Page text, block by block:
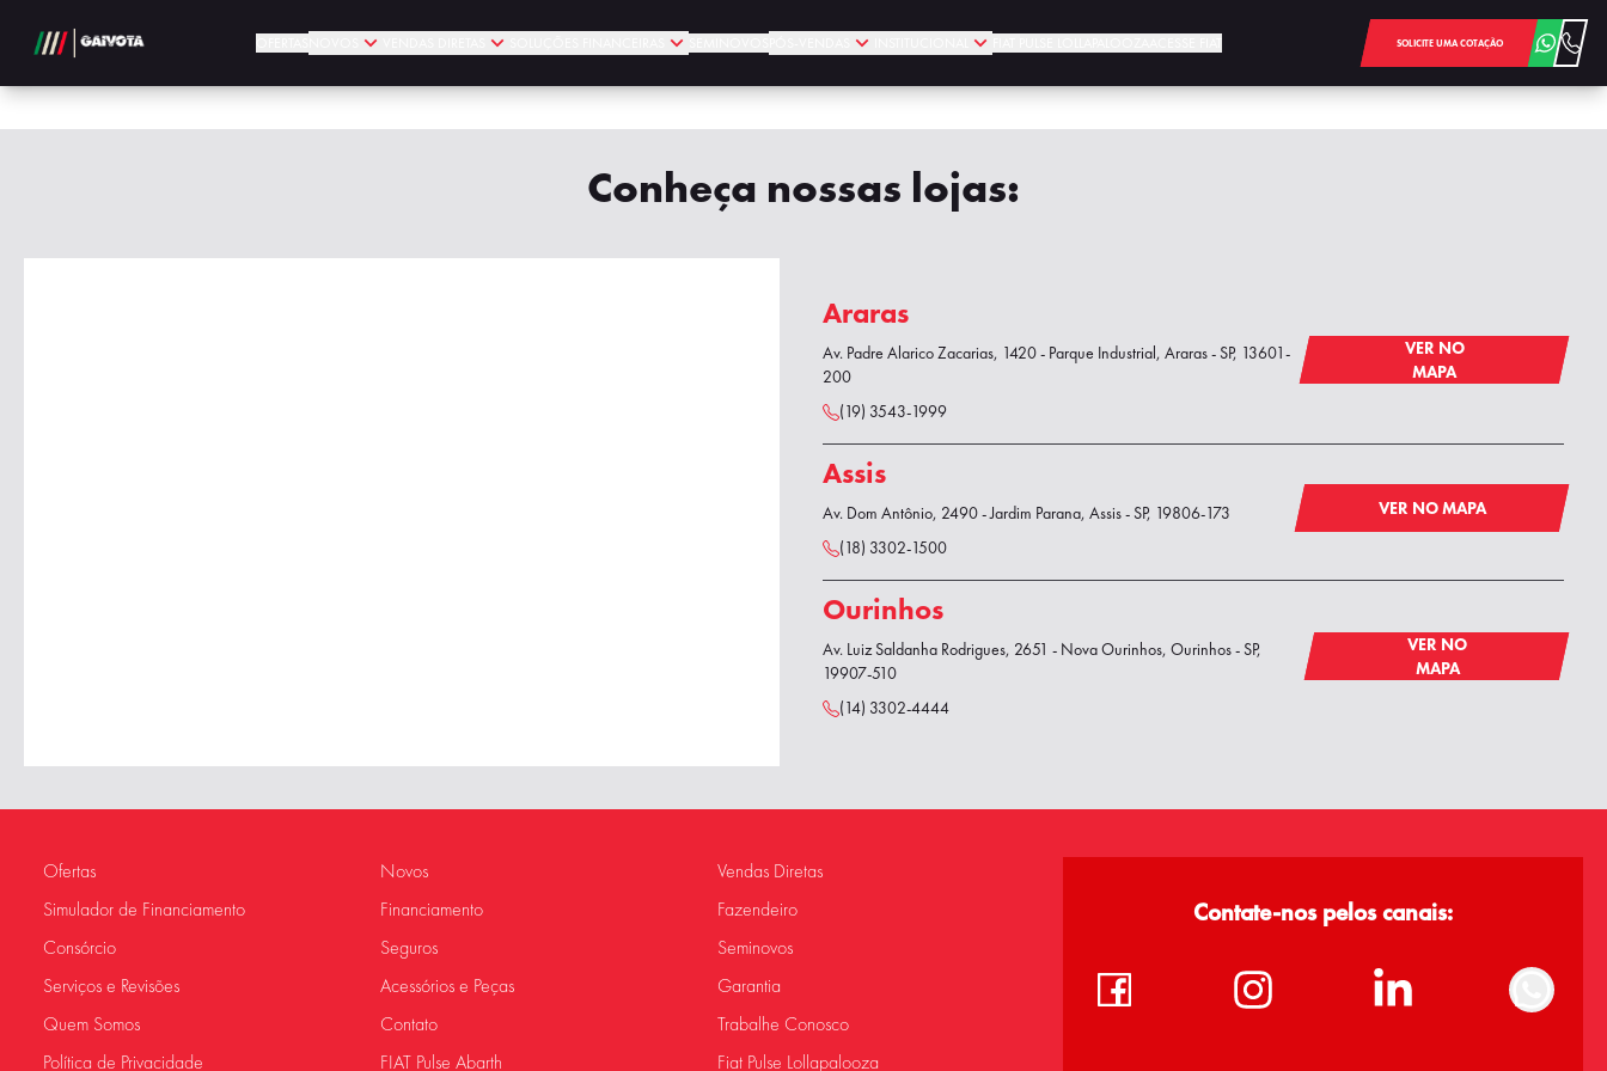
SOLICITE UMA COTAÇÃO
Conheça nossas lojas:
Araras
Av. Padre Alarico Zacarias, 1420 - Parque Industrial, Araras - SP, 13601-
200
(19) 3543-1999
VER NO
MAPA
Assis
Av. Dom Antônio, 2490 - Jardim Parana, Assis - SP, 19806-173
(18) 3302-1500
VER NO MAPA
Ourinhos
Av. Luiz Saldanha Rodrigues, 2651 - Nova Ourinhos, Ourinhos - SP,
19907-510
(14) 3302-4444
VER NO
MAPA
Ofertas Novos
Vendas Diretas
Simulador de Financiamento
Financiamento
Fazendeiro
Consórcio
Seguros
Seminovos
Serviços e Revisões
Acessórios e Peças
Garantia
Quem Somos
Contato
Trabalhe Conosco
Política de Privacidade
FIAT Pulse Abarth Fiat Pulse Lollapalooza
Contate-nos pelos canais: